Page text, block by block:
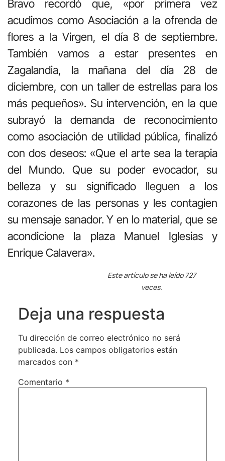
Bravo recordó que, «por primera vez
acudimos como Asociación a la ofrenda de
flores a la Virgen, el día 8 de septiembre.
También vamos a estar presentes en
Zagalandia, la mañana del día 28 de
diciembre, con un taller de estrellas para los
más pequeños». Su intervención, en la que
subrayó la demanda de reconocimiento
como asociación de utilidad pública, finalizó
con dos deseos: «Que el arte sea la terapia
del Mundo. Que su poder evocador, su
belleza y su significado lleguen a los
corazones de las personas y les contagien
su mensaje sanador. Y en lo material, que se
acondicione la plaza Manuel Iglesias y
Enrique Calavera».
Este artículo se ha leído 727
veces.
Deja una respuesta
Tu dirección de correo electrónico no será
publicada. Los campos obligatorios están
marcados con *
Comentario *